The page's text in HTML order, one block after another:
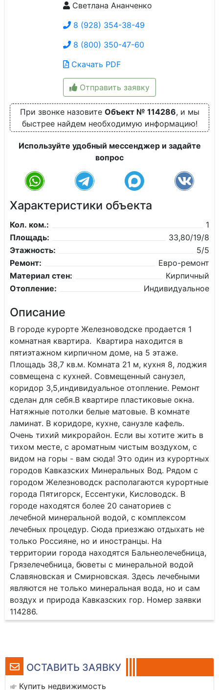
ОСТАВИТЬ ЗАЯВКУ
Купить недвижимость
Светлана Ананченко
8 (928) 354-38-49
8 (800) 350-47-60
Скачать PDF
Отправить заявку
При звонке назовите Объект № 114286, и мы
быстрее найдем необходимую информацию!
Используйте удобный мессенджер и задайте
вопрос
Характеристики объекта
Кол. ком.:
1
Площадь:
33,80/19/8
Этажность:
5/5
Ремонт:
Евро-ремонт
Материал стен:
Кирпичный
Отопление:
Индивидуальное
Описание
В городе курорте Железноводске продается 1
комнатная квартира. Квартира находится в
пятиэтажном кирпичном доме, на 5 этаже.
Площадь 38,7 кв.м. Комната 21 м, кухня 8, лоджия
совмещена с кухней. Совмещенный санузел,
коридор 3,5,индивидуальное отопление. Ремонт
сделан для себя.В квартире пластиковые окна.
Натяжные потолки белые матовые. В комнате
ламинат. В коридоре, кухне, санузле кафель.
Очень тихий микрорайон. Если вы хотите жить в
тихом месте, с ароматным чистым воздухом, с
видом на горы - вам сюда! Это один из курортных
городов Кавказских Минеральных Вод. Рядом с
городом Железноводск располагаются курортные
города Пятигорск, Ессентуки, Кисловодск. В
городе находятся более 20 санаториев с
лечебной минеральной водой, с комплексом
лечебных процедур. Сюда приезжаю отдыхать не
только Россияне, но и иностранцы. На
территории города находятся Бальнеолечебница,
Грязелечебница, бюветы с минеральной водой
Славяновская и Смирновская. Здесь лечебными
являются не только минеральная вода, но и сам
воздух и природа Кавказских гор. Номер заявки
114286.